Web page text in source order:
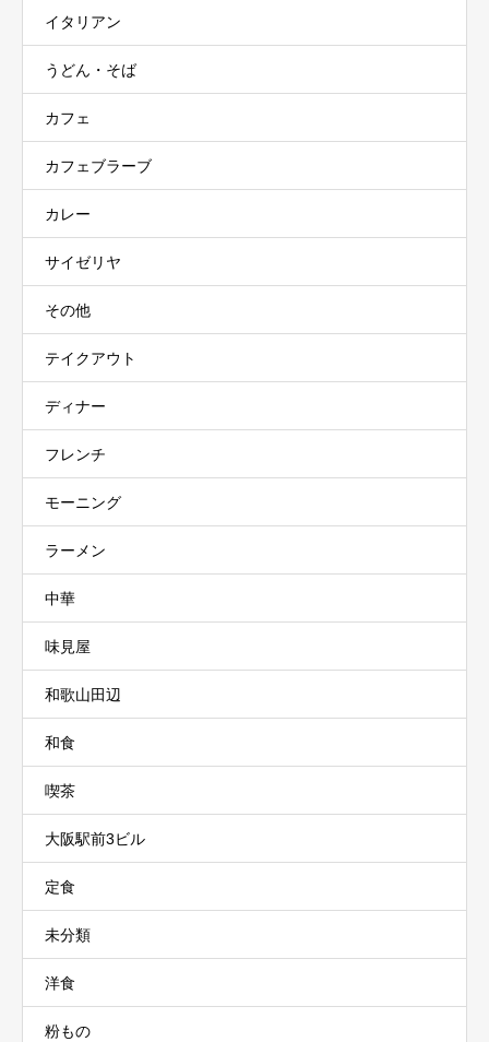
イタリアン
うどん・そば
カフェ
カフェブラーブ
カレー
サイゼリヤ
その他
テイクアウト
ディナー
フレンチ
モーニング
ラーメン
中華
味見屋
和歌山田辺
和食
喫茶
大阪駅前3ビル
定食
未分類
洋食
粉もの